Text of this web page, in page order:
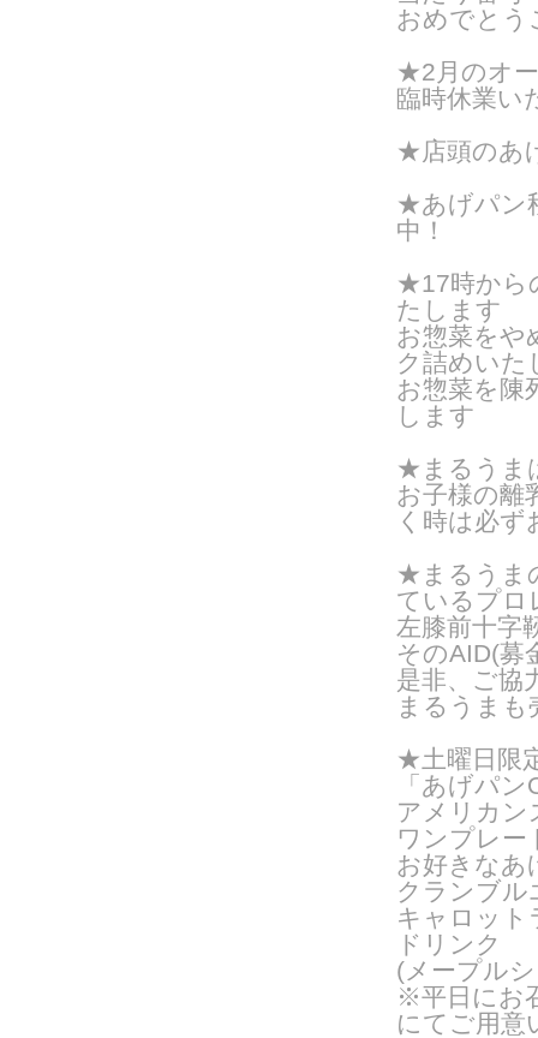
おめでとう
★2月のオ
臨時休業い
★店頭のあ
★あげパン
中！
★17時から
たします
お惣菜をや
ク詰めいた
お惣菜を陳
します
★まるうま
お子様の離
く時は 必ず
★まるうま
ているプロ
左膝前十字
そのAID(募
是非、ご協
まるうまも
★土曜日限
「あげパ
アメリカン
ワンプレー
お好きなあ
クランブル
キャロット
ドリンク
(メープル
※平日にお
にてご用意